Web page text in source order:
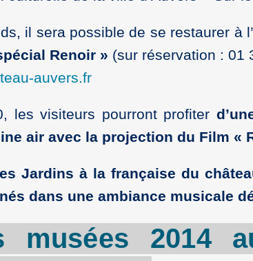
il sera possible de se restaurer à l’
Renoir » (sur réservation : 01
auvers.fr
les visiteurs pourront profiter
air avec la projection du Film «
Jardins à la française du
dans une ambiance musicale
musées 2014